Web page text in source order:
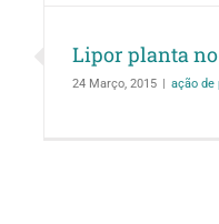
Lipor planta
24 Março, 2015 ação de